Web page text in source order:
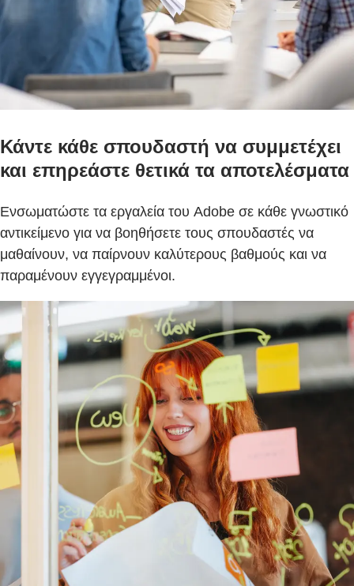
Κάντε κάθε σπουδαστή να συμμετέχει
και επηρεάστε θετικά τα αποτελέσματα
Ενσωματώστε τα εργαλεία του Adobe σε κάθε γνωστικό
αντικείμενο για να βοηθήσετε τους σπουδαστές να
μαθαίνουν, να παίρνουν καλύτερους βαθμούς και να
παραμένουν εγγεγραμμένοι.